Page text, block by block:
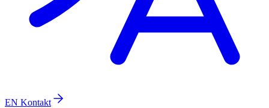
EN Kontakt